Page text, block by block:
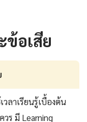
ข้อเสีย
วลาเรียนรู้เบื้องต้น
ร มี Learning